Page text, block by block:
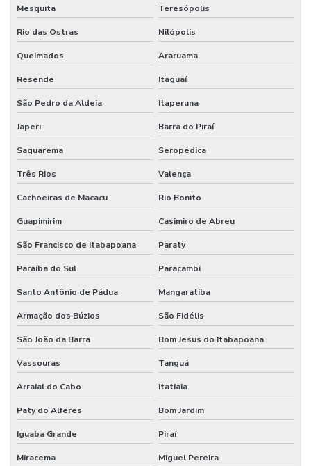
Mesquita Teresópolis
Rio das Ostras Nilópolis
Queimados Araruama
Resende Itaguaí
São Pedro da Aldeia Itaperuna
Japeri Barra do Piraí
Saquarema Seropédica
Três Rios Valença
Cachoeiras de Macacu Rio Bonito
Guapimirim Casimiro de Abreu
São Francisco de Itabapoana Paraty
Paraíba do Sul Paracambi
Santo Antônio de Pádua Mangaratiba
Armação dos Búzios São Fidélis
São João da Barra Bom Jesus do Itabapoana
Vassouras Tanguá
Arraial do Cabo Itatiaia
Paty do Alferes Bom Jardim
Iguaba Grande Piraí
Miracema Miguel Pereira